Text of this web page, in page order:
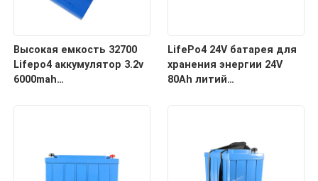
Высокая емкость 32700
Lifepo4 аккумулятор 3.2v
6000mah
LifePo4 24V батарея для
хранения энергии 24V
80Ah литий